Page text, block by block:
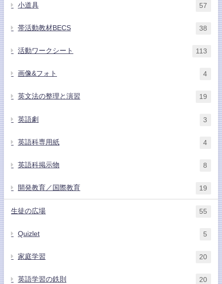
小道具 57
帯活動教材BECS 38
活動ワークシート 113
画像&フォト 4
英文法の整理と演習 19
英語劇 3
英語科専用紙 4
英語科掲示物 8
開発教育／国際教育 19
生徒の広場 55
Quizlet 5
家庭学習 20
英語学習の鉄則 20